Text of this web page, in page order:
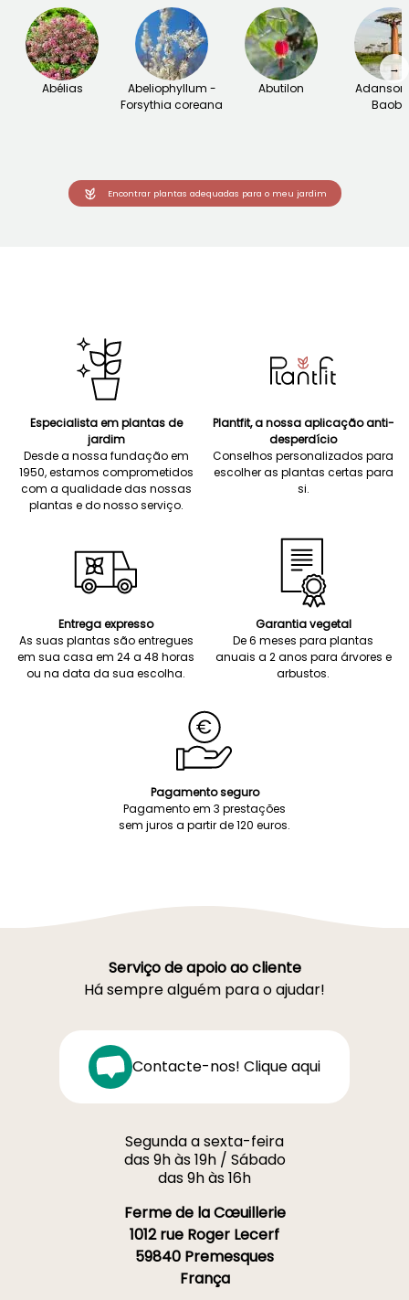
Abélias
Abeliophyllum -
Forsythia coreana
Abutilon
Baobá
→
Encontrar plantas adequadas para o meu jardim
Especialista em plantas de
jardim
Desde a nossa fundação em
1950, estamos comprometidos
com a qualidade das nossas
plantas e do nosso serviço.
Plantfit, a nossa aplicação anti-
desperdício
Conselhos personalizados para
escolher as plantas certas para
si.
Entrega expresso
As suas plantas são entregues
em sua casa em 24 a 48 horas
ou na data da sua escolha.
Garantia vegetal
De 6 meses para plantas
anuais a 2 anos para árvores e
arbustos.
Pagamento seguro
Pagamento em 3 prestações
sem juros a partir de 120 euros.
Serviço de apoio ao cliente
Há sempre alguém para o ajudar!
Contacte-nos! Clique aqui
Segunda a sexta-feira
das 9h às 19h / Sábado
das 9h às 16h
Ferme de la Cœuillerie
1012 rue Roger Lecerf
59840 Premesques
França